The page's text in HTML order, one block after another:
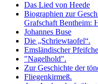
Das Lied von Heede
Biographien zur
Grafschaft Bentheim:
Johannes Buse
Die „Schriewtaofel“.
Emsländischer
"Nagelhold".
Zur Geschichte der
Fliegenkirmeß.